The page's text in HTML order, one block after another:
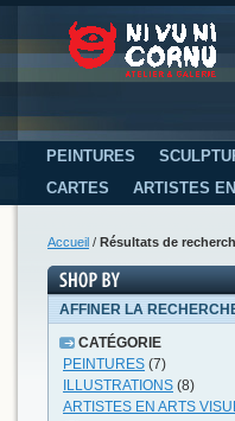
PEINTURES
CARTES
ARTISTES
Accueil / Résultats de
AFFINER LA
CATÉGORIE
PEINTURES (7)
ILLUSTRATIONS (8)
ARTISTES EN ARTS